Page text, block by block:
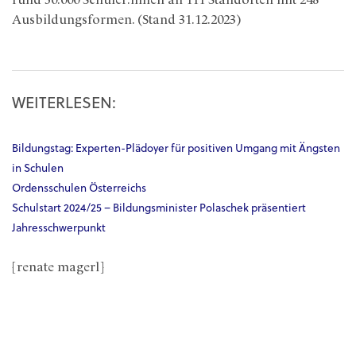
Ausbildungsformen. (Stand 31.12.2023)
WEITERLESEN:
Bildungstag: Experten-Plädoyer für positiven Umgang mit Ängsten
in Schulen
Ordensschulen Österreichs
Schulstart 2024/25 – Bildungsminister Polaschek präsentiert
Jahresschwerpunkt
[renate magerl]